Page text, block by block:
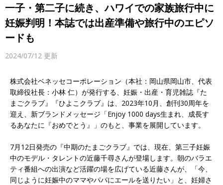
一子・第二子に続き、ハワイでの家族旅行中に
妊娠判明！本誌では出産準備や旅行中のエピソ
ードも
2024/07/12 更新
株式会社ベネッセコーポレーション（本社：岡山県岡山市、代表
取締役社長：小林 仁）が発行する、妊娠・出産・育児雑誌『た
まごクラブ』『ひよこクラブ』は、2023年10月、創刊30周年を
迎え、新ブランドメッセージ「Enjoy 1000 days生まれ、成長す
るあなたに『おめでとう』」のもと、事業を展開しています。
7月12日発売の『中期のたまごクラブ』では、現在、第三子妊娠
中のモデル・タレントの近藤千尋さんが登場します。朝のバラエ
ティ番組への出演など活躍の場を広げている近藤さんが、「今、
同じように妊娠中のママやパパにエールを送りたい」と、妊婦さ